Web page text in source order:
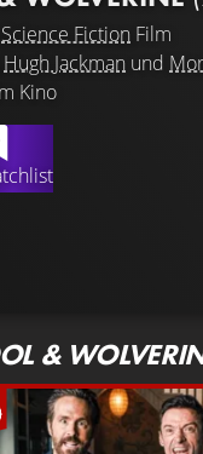
Science Fiction Film
Hugh Jackman und
Kino
&